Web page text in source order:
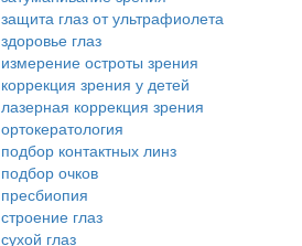
защита глаз от ультрафиолета
здоровье глаз
измерение остроты зрения
коррекция зрения у детей
лазерная коррекция зрения
ортокератология
подбор контактных линз
подбор очков
пресбиопия
строение глаз
сухой глаз